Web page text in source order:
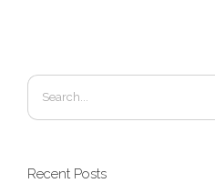
Search
for:
Recent Posts